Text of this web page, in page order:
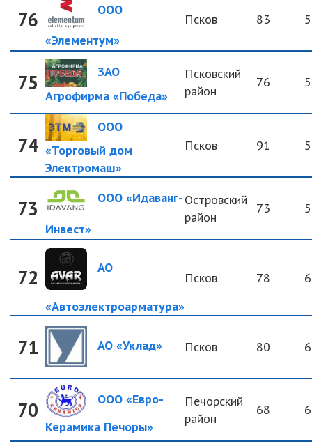
76
ООО
«Элементум»
Псков 83
75
ЗАО
Агрофирма «Победа»
Псковский
район
76
74
ООО
«Торговый дом
Электромаш»
Псков 91
73
ООО «Идаванг-
Инвест»
Островский
район
73
72 АО
«Автоэлектроарматура»
Псков 78
71 АО «Уклад» Псков 80
70
ООО «Евро-
Керамика Печоры»
Печорский
район
68